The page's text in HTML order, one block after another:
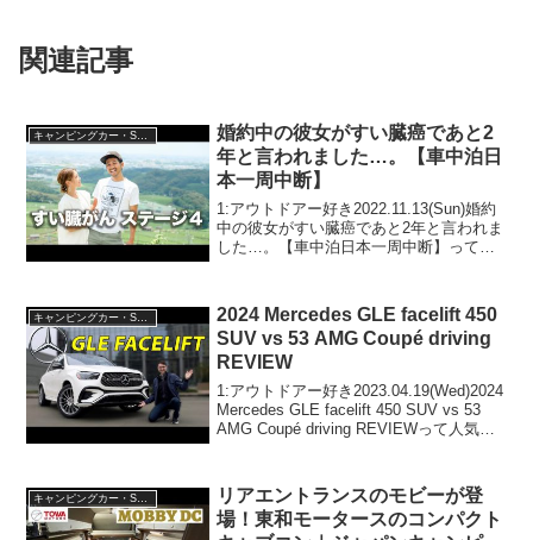
関連記事
キャンピングカー・SUV人気車種
婚約中の彼女がすい臓癌であと2
年と言われました…。【車中泊日
本一周中断】
1:アウトドアー好き2022.11.13(Sun)婚約
中の彼女がすい臓癌であと2年と言われま
した…。【車中泊日本一周中断】って人
画は注目です！3:アウ...
2024 Mercedes GLE facelift 450
SUV vs 53 AMG Coupé driving
REVIEW
1:アウトドアー好き2023.04.19(Wed)2024
Mercedes GLE facelift 450 SUV vs 53
AMG Coupé driving REVIEWって人気で
キャンピングカー・SUV人気車種
リアエントランスのモビーが登
場！東和モータースのコンパクト